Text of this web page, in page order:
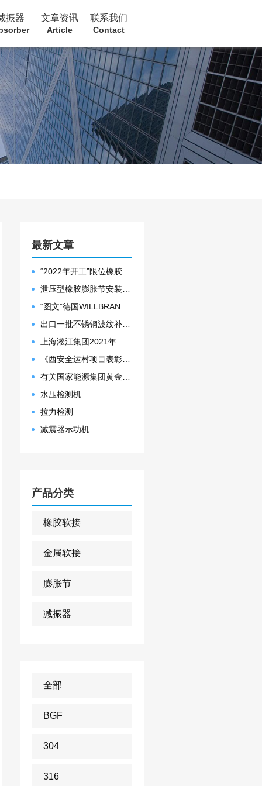
振器 文章资讯
Article
联系我们
Contact
最新文章
“2022年开工”限位橡胶接头准备发往数据中心能源中心
泄压型橡胶膨胀节安装示意图
“图文”德国WILLBRANDT法兰橡胶膨胀节螺栓方向说明
出口一批不锈钢波纹补偿器
上海淞江集团2021年度盛典“燃战2022”
《西安全运村项目表彰函》做好行业领头军是淞江集团使命
有关国家能源集团黄金埠发电有限公司收到假冒橡胶接头产品的声明函
水压检测机
拉力检测
减震器示功机
产品分类
橡胶软接
金属软接
膨胀节
减振器
全部
BGF
304
316